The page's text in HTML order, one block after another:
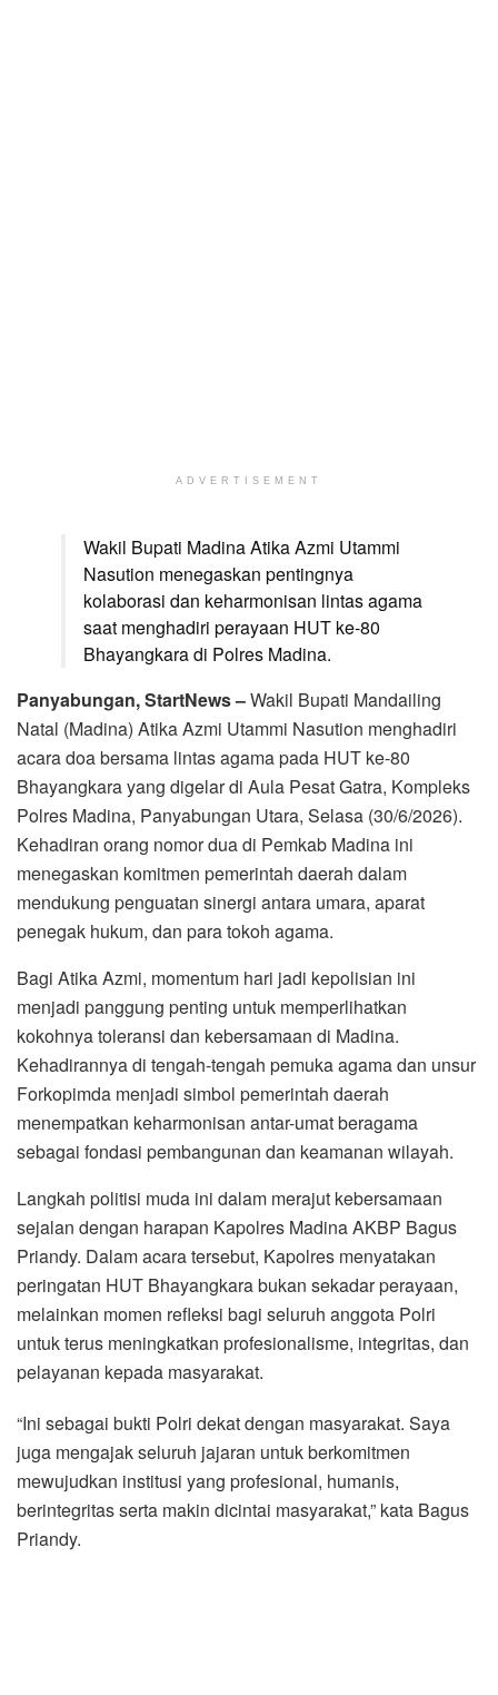
ADVERTISEMENT
Wakil Bupati Madina Atika Azmi Utammi
Nasution menegaskan pentingnya
kolaborasi dan keharmonisan lintas agama
saat menghadiri perayaan HUT ke-80
Bhayangkara di Polres Madina.
Panyabungan, StartNews –Wakil Bupati Mandailing
Natal (Madina) Atika Azmi Utammi Nasution menghadiri
acara doa bersama lintas agama pada HUT ke-80
Bhayangkara yang digelar di Aula Pesat Gatra, Kompleks
Polres Madina, Panyabungan Utara, Selasa (30/6/2026).
Kehadiran orang nomor dua di Pemkab Madina ini
menegaskan komitmen pemerintah daerah dalam
mendukung penguatan sinergi antara umara, aparat
penegak hukum, dan para tokoh agama.
Bagi Atika Azmi, momentum hari jadi kepolisian ini
menjadi panggung penting untuk memperlihatkan
kokohnya toleransi dan kebersamaan di Madina.
Kehadirannya di tengah-tengah pemuka agama dan unsur
Forkopimda menjadi simbol pemerintah daerah
menempatkan keharmonisan antar-umat beragama
sebagai fondasi pembangunan dan keamanan wilayah.
Langkah politisi muda ini dalam merajut kebersamaan
sejalan dengan harapan Kapolres Madina AKBP Bagus
Priandy. Dalam acara tersebut, Kapolres menyatakan
peringatan HUT Bhayangkara bukan sekadar perayaan,
melainkan momen refleksi bagi seluruh anggota Polri
untuk terus meningkatkan profesionalisme, integritas, dan
pelayanan kepada masyarakat.
“Ini sebagai bukti Polri dekat dengan masyarakat. Saya
juga mengajak seluruh jajaran untuk berkomitmen
mewujudkan institusi yang profesional, humanis,
berintegritas serta makin dicintai masyarakat,” kata Bagus
Priandy.